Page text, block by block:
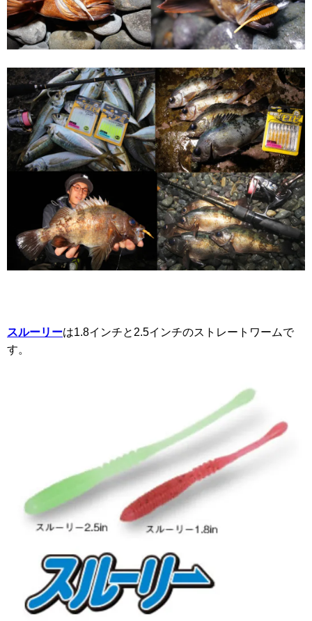
スルーリーは1.8インチと2.5インチのストレートワームで
す。